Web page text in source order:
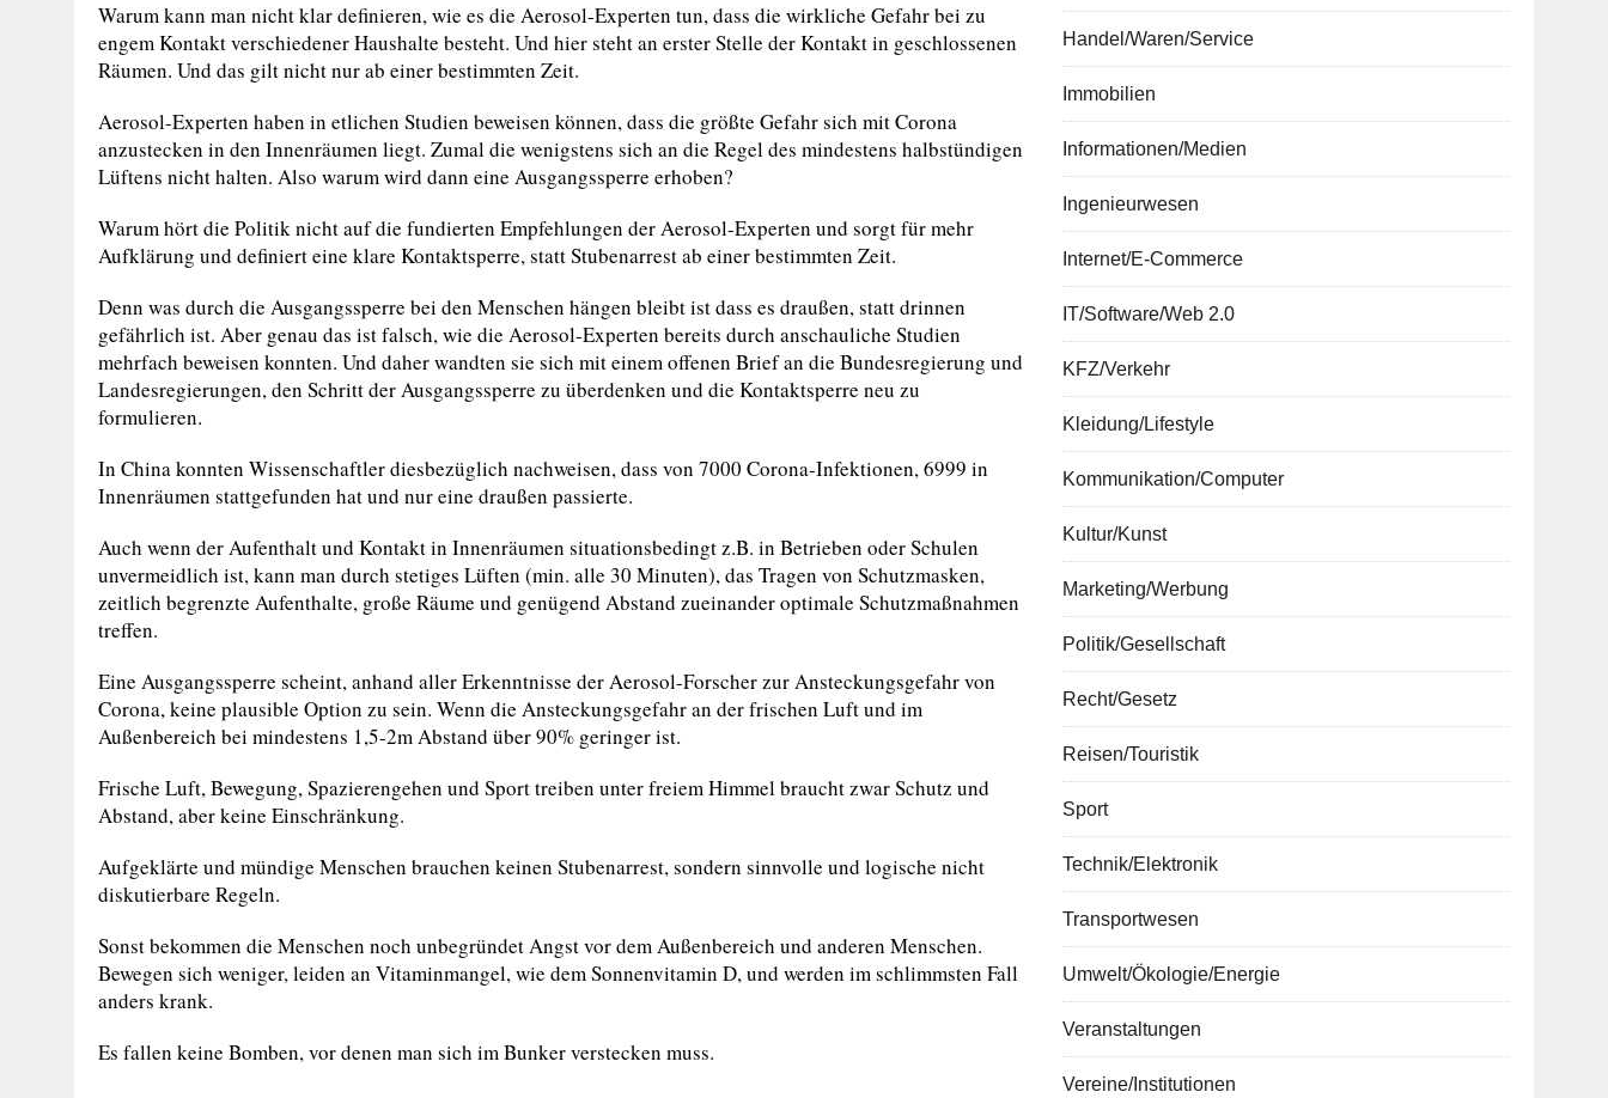
Warum kann man nicht klar definieren, wie es die Aerosol-Experten tun, dass die wirkliche Gefahr bei zu
engem Kontakt verschiedener Haushalte besteht. Und hier steht an erster Stelle der Kontakt in geschlossenen
Räumen. Und das gilt nicht nur ab einer bestimmten Zeit.
Aerosol-Experten haben in etlichen Studien beweisen können, dass die größte Gefahr sich mit Corona
anzustecken in den Innenräumen liegt. Zumal die wenigstens sich an die Regel des mindestens halbstündigen
Lüftens nicht halten. Also warum wird dann eine Ausgangssperre erhoben?
Warum hört die Politik nicht auf die fundierten Empfehlungen der Aerosol-Experten und sorgt für mehr
Aufklärung und definiert eine klare Kontaktsperre, statt Stubenarrest ab einer bestimmten Zeit.
Denn was durch die Ausgangssperre bei den Menschen hängen bleibt ist dass es draußen, statt drinnen
gefährlich ist. Aber genau das ist falsch, wie die Aerosol-Experten bereits durch anschauliche Studien
mehrfach beweisen konnten. Und daher wandten sie sich mit einem offenen Brief an die Bundesregierung und
Landesregierungen, den Schritt der Ausgangssperre zu überdenken und die Kontaktsperre neu zu
formulieren.
In China konnten Wissenschaftler diesbezüglich nachweisen, dass von 7000 Corona-Infektionen, 6999 in
Innenräumen stattgefunden hat und nur eine draußen passierte.
Auch wenn der Aufenthalt und Kontakt in Innenräumen situationsbedingt z.B. in Betrieben oder Schulen
unvermeidlich ist, kann man durch stetiges Lüften (min. alle 30 Minuten), das Tragen von Schutzmasken,
zeitlich begrenzte Aufenthalte, große Räume und genügend Abstand zueinander optimale Schutzmaßnahmen
treffen.
Eine Ausgangssperre scheint, anhand aller Erkenntnisse der Aerosol-Forscher zur Ansteckungsgefahr von
Corona, keine plausible Option zu sein. Wenn die Ansteckungsgefahr an der frischen Luft und im
Außenbereich bei mindestens 1,5-2m Abstand über 90% geringer ist.
Frische Luft, Bewegung, Spazierengehen und Sport treiben unter freiem Himmel braucht zwar Schutz und
Abstand, aber keine Einschränkung.
Aufgeklärte und mündige Menschen brauchen keinen Stubenarrest, sondern sinnvolle und logische nicht
diskutierbare Regeln.
Sonst bekommen die Menschen noch unbegründet Angst vor dem Außenbereich und anderen Menschen.
Bewegen sich weniger, leiden an Vitaminmangel, wie dem Sonnenvitamin D, und werden im schlimmsten Fall
anders krank.
Es fallen keine Bomben, vor denen man sich im Bunker verstecken muss.
Handel/Waren/Service
Immobilien
Informationen/Medien
Ingenieurwesen
Internet/E-Commerce
IT/Software/Web 2.0
KFZ/Verkehr
Kleidung/Lifestyle
Kommunikation/Computer
Kultur/Kunst
Marketing/Werbung
Politik/Gesellschaft
Recht/Gesetz
Reisen/Touristik
Sport
Technik/Elektronik
Transportwesen
Umwelt/Ökologie/Energie
Veranstaltungen
Vereine/Institutionen